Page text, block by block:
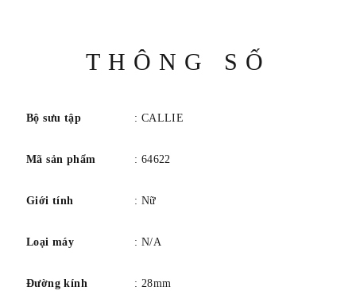
THÔNG SỐ
Bộ sưu tập : CALLIE
Mã sản phẩm : 64622
Giới tính : Nữ
Loại máy : N/A
Đường kính : 28mm